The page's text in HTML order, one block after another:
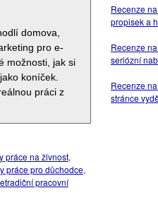
domova,
pro e-
možnosti, jak si
koníček.
práci z
práce na živnost,
práce pro důchodce,
pracovní
Recenze
propisek a
Recenze
seriózní
Recenze
stránce